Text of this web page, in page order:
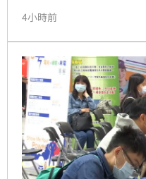
元，自營商賣超63.1億
有限。
4小時前